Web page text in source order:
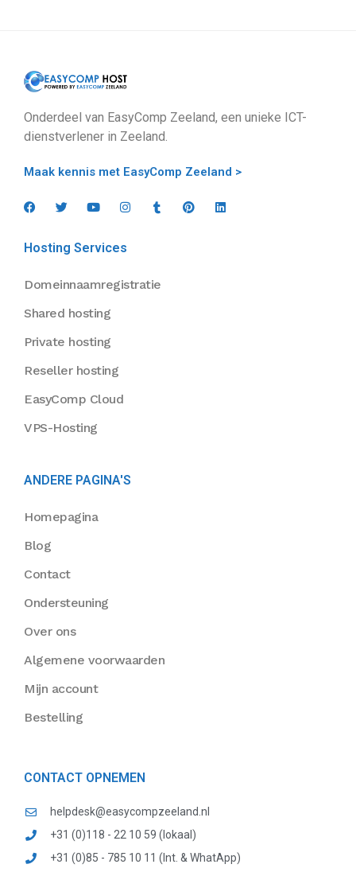
Onderdeel van EasyComp Zeeland, een unieke ICT-
dienstverlener in Zeeland.
Maak kennis met EasyComp Zeeland >
Hosting Services
Domeinnaamregistratie
Shared hosting
Private hosting
Reseller hosting
EasyComp Cloud
VPS-Hosting
ANDERE PAGINA'S
Homepagina
Blog
Contact
Ondersteuning
Over ons
Algemene voorwaarden
Mijn account
Bestelling
CONTACT OPNEMEN
helpdesk@easycompzeeland.nl
+31 (0)118 - 22 10 59 (lokaal)
+31 (0)85 - 785 10 11 (Int. & WhatApp)